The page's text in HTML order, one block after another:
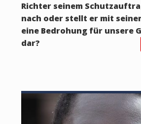
Richter seinem
nach oder stellt er mit
eine Bedrohung für unsere
dar?